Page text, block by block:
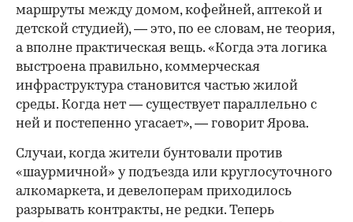
маршруты между домом, кофейней, аптекой и
детской студией), — это, по ее словам, не теория,
а вполне практическая вещь. «Когда эта логика
выстроена правильно, коммерческая
инфраструктура становится частью жилой
среды. Когда нет — существует параллельно с
ней и постепенно угасает», — говорит Ярова.
Случаи, когда жители бунтовали против
«шаурмичной» у подъезда или круглосуточного
алкомаркета, и девелоперам приходилось
разрывать контракты, не редки. Теперь